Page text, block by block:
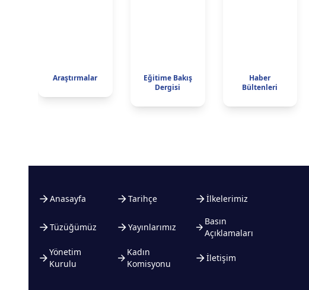
Araştırmalar
Eğitime Bakış
Dergisi
Haber
Bültenleri
Anasayfa Tarihçe İlkelerimiz
Tüzüğümüz Yayınlarımız
Basın
Açıklamaları
Yönetim
Kurulu
Kadın
Komisyonu
İletişim